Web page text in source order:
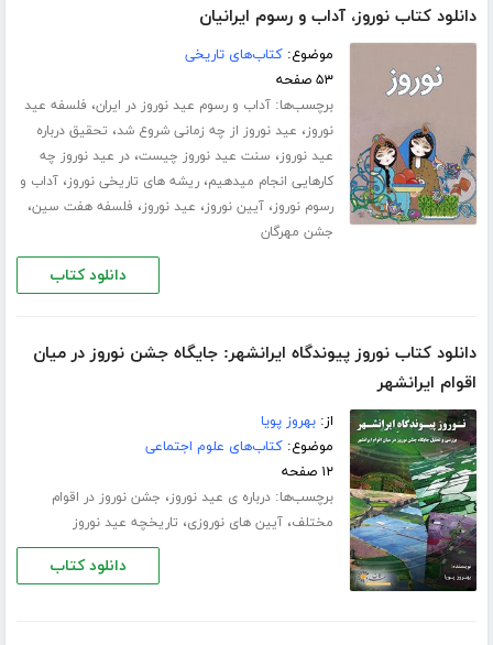
دانلود کتاب نوروز، آداب و رسوم ایرانیان
موضوع:کتاب‌های تاریخی
۵۳ صفحه
برچسب‌ها:آداب و رسوم عید نوروز در ایران، فلسفه عید
نوروز، عید نوروز از چه زمانی شروع شد، تحقیق درباره
عید نوروز، سنت عید نوروز چیست،در عید نوروز چه
کارهایی انجام میدهیم،ریشه های تاریخی نوروز،آداب و
رسوم نوروز،آیین نوروز، عید نوروز، فلسفه هفت سین،
جشن مهرگان
دانلود کتاب
دانلود کتاب نوروز پیوندگاه ایرانشهر: جایگاه جشن نوروز در میان
اقوام ایرانشهر
از:بهروز پویا
موضوع:کتاب‌های علوم اجتماعی
۱۲ صفحه
برچسب‌ها:درباره ی عید نوروز، جشن نوروز در اقوام
مختلف،آیین های نوروزی، تاریخچه عید نوروز
دانلود کتاب